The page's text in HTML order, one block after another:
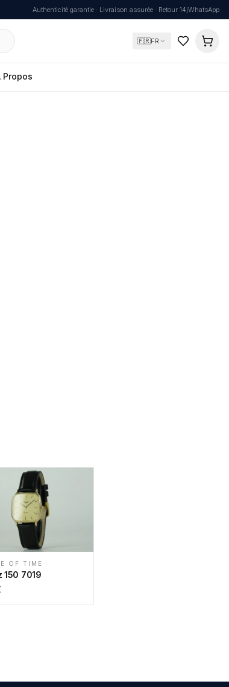
Authenticité garantie · Livraison assurée · Retour 14jWhatsApp
🇫🇷FR
Propos
OF TIME
150 7019